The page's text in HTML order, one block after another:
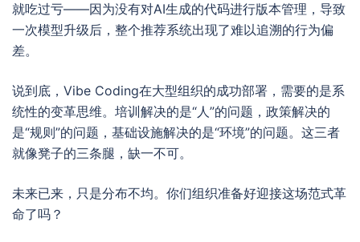
就吃过亏——因为没有对AI生成的代码进行版本管理，导致
一次模型升级后，整个推荐系统出现了难以追溯的行为偏
差。
说到底，Vibe Coding在大型组织的成功部署，需要的是系
统性的变革思维。培训解决的是“人”的问题，政策解决的
是“规则”的问题，基础设施解决的是“环境”的问题。这三者
就像凳子的三条腿，缺一不可。
未来已来，只是分布不均。你们组织准备好迎接这场范式革
命了吗？